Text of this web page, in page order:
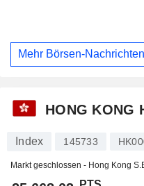
Mehr Börsen-Nachrichten
HONG KONG
Index 145733
Markt geschlossen - Hong Kong